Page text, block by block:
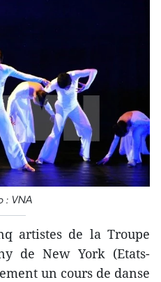
: VNA
artistes de la Troupe
de New York (Etats-
un cours de danse